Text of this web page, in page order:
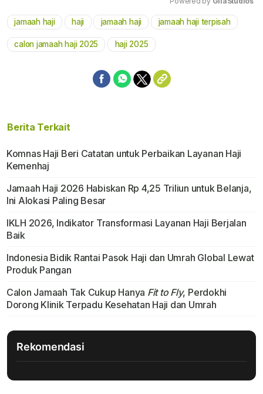
Mute
jamaah haji haji jamaah haji jamaah haji terpisah
calon jamaah haji 2025 haji 2025
Berita Terkait
Komnas Haji Beri Catatan untuk Perbaikan Layanan Haji
Kemenhaj
Jamaah Haji 2026 Habiskan Rp 4,25 Triliun untuk Belanja,
Ini Alokasi Paling Besar
IKLH 2026, Indikator Transformasi Layanan Haji Berjalan
Baik
Indonesia Bidik Rantai Pasok Haji dan Umrah Global Lewat
Produk Pangan
Calon Jamaah Tak Cukup Hanya Fit to Fly, Perdokhi
Dorong Klinik Terpadu Kesehatan Haji dan Umrah
Rekomendasi